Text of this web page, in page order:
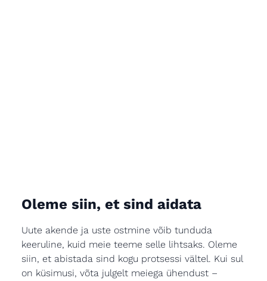
Oleme siin, et sind aidata
Uute akende ja uste ostmine võib tunduda
keeruline, kuid meie teeme selle lihtsaks. Oleme
siin, et abistada sind kogu protsessi vältel. Kui sul
on küsimusi, võta julgelt meiega ühendust –